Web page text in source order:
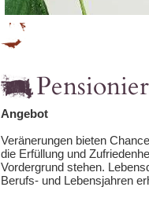
Angebot
Veränerungen bieten
die Erfüllung und
Vordergrund stehen.
Berufs- und Lebensjahren